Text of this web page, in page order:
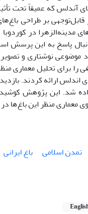
آندلس که عمیقاً تحت
قابل‌توجهی بر طراحی
مدینه‌الزهرا در
پاسخ به این پرسش
موضوعی نوشتاری و
را برای تحلیل معماری
اندلس ارائه کردند.
شد. این پژوهش
معماری منظر این باغ‌ها
تمدن اسلامی باغ ایرانی